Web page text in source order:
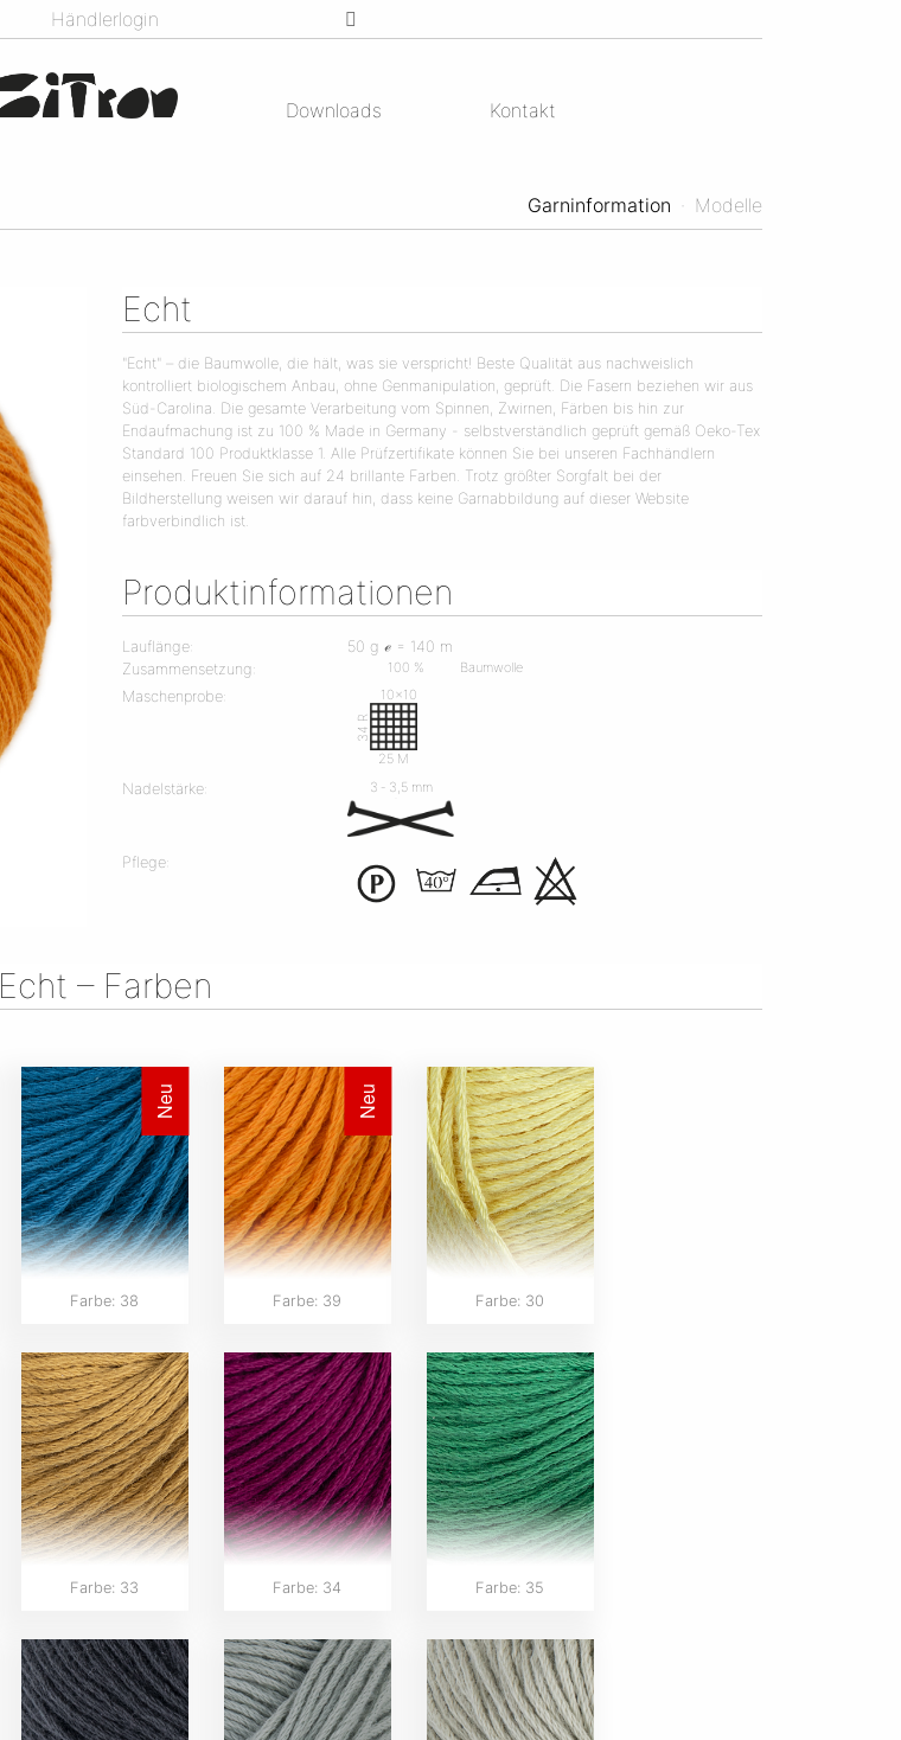
Händlerlogin
Downloads Kontakt
Garninformation · Modelle
Echt
"Echt" – die Baumwolle, die hält, was sie verspricht! Beste Qualität aus nachweislich
kontrolliert biologischem Anbau, ohne Genmanipulation, geprüft. Die Fasern beziehen wir aus
Süd-Carolina. Die gesamte Verarbeitung vom Spinnen, Zwirnen, Färben bis hin zur
Endaufmachung ist zu 100 % Made in Germany - selbstverständlich geprüft gemäß Oeko-Tex
Standard 100 Produktklasse 1. Alle Prüfzertifikate können Sie bei unseren Fachhändlern
einsehen. Freuen Sie sich auf 24 brillante Farben. Trotz größter Sorgfalt bei der
Bildherstellung weisen wir darauf hin, dass keine Garnabbildung auf dieser Website
farbverbindlich ist.
Produktinformationen
Lauflänge:
50 g ℯ = 140 m
Zusammensetzung:
100 % Baumwolle
Maschenprobe: 10x10
34 R
25 M
Nadelstärke: 3 ‐ 3,5 mm
Pflege:
Echt – Farben
Neu
Farbe: 38
Neu
Farbe: 39 Farbe: 30
Farbe: 33 Farbe: 34 Farbe: 35